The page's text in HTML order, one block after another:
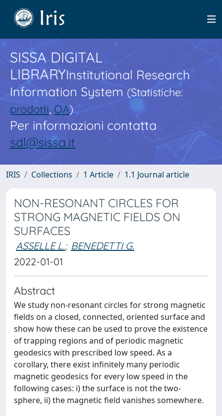
SISSA DIGITAL
LIBRARYInstitutional Research
Information System(Statistiche:
prodotti,OA)
Per informazioni contatta
sdl@sissa.it
IRIS Collections 1 Article 1.1 Journal article
NON-RESONANT CIRCLES FOR
STRONG MAGNETIC FIELDS ON
SURFACES
ASSELLE L.; BENEDETTI G.
2022-01-01
Abstract
We study non-resonant circles for strong magnetic
fields on a closed, connected, oriented surface and
show how these can be used to prove the existence
of trapping regions and of periodic magnetic
geodesics with prescribed low speed. As a
corollary, there exist infinitely many periodic
magnetic geodesics for every low speed in the
following cases: i) the surface is not the two-
sphere, ii) the magnetic field vanishes somewhere.